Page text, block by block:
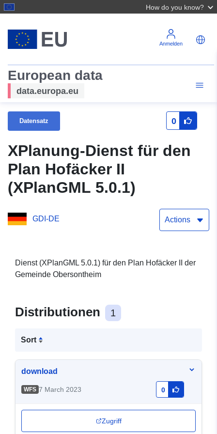
How do you know?
Anmelden
European data
data.europa.eu
Datensatz 0
XPlanung-Dienst für den
Plan Hofäcker II
(XPlanGML 5.0.1)
GDI-DE Actions
Dienst (XPlanGML 5.0.1) für den Plan Hofäcker II der
Gemeinde Obersontheim
Distributionen 1
Sort
download
WFS 7 March 2023 0
Zugriff